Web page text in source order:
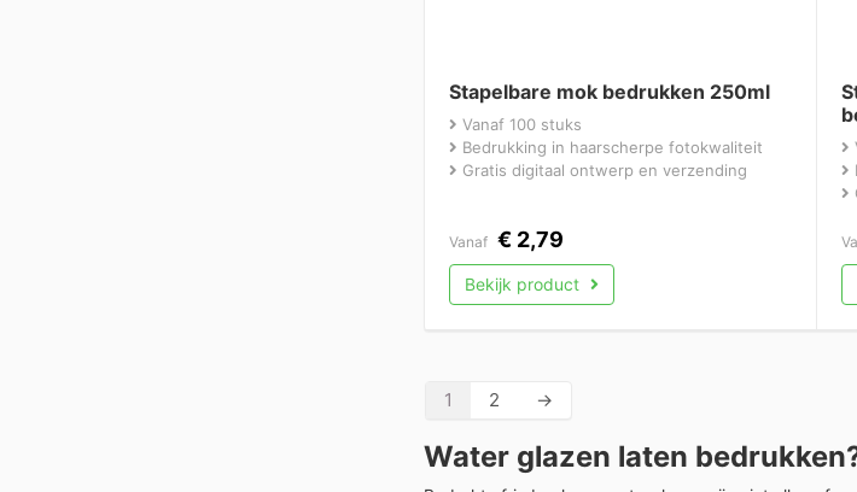
Stapelbare mok bedrukken 250ml
Vanaf 100 stuks
Bedrukking in haarscherpe fotokwaliteit
Gratis digitaal ontwerp en verzending
Vanaf € 2,79
Bekijk product
1 2 →
Water glazen laten